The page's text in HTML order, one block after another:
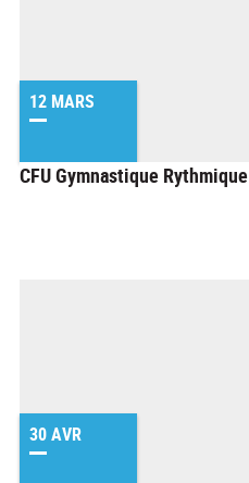
12 MARS
CFU Gymnastique Rythmique
30 AVR